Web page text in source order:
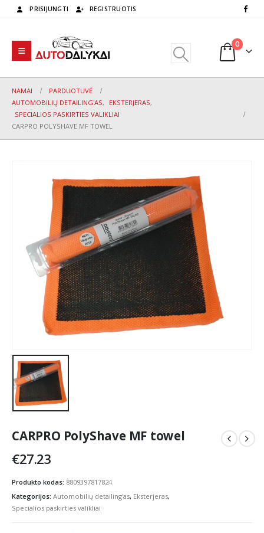
PRISIJUNGTI REGISTRUOTIS
0
NAMAI
PARDUOTUVĖ
AUTOMOBILIŲ DETAILING'AS, EKSTERJERAS,
SPECIALIOS PASKIRTIES VALIKLIAI
CARPRO POLYSHAVE MF TOWEL
CARPRO PolyShave MF towel
€27.23
Produkto kodas: 8809397817824
Kategorijos: Automobilių detailing'as, Eksterjeras,
Specialios paskirties valikliai